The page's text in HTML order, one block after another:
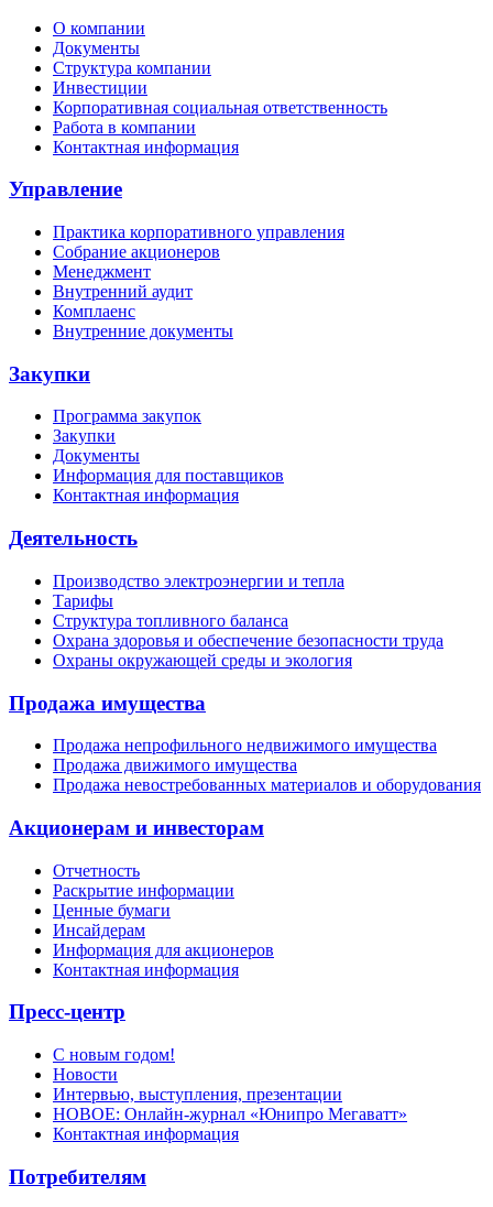
О компании
Документы
Структура компании
Инвестиции
Корпоративная социальная ответственность
Работа в компании
Контактная информация
Управление
Практика корпоративного управления
Собрание акционеров
Менеджмент
Внутренний аудит
Комплаенс
Внутренние документы
Закупки
Программа закупок
Закупки
Документы
Информация для поставщиков
Контактная информация
Деятельность
Производство электроэнергии и тепла
Тарифы
Структура топливного баланса
Охрана здоровья и обеспечение безопасности труда
Охраны окружающей среды и экология
Продажа имущества
Продажа непрофильного недвижимого имущества
Продажа движимого имущества
Продажа невостребованных материалов и оборудования
Акционерам и инвесторам
Отчетность
Раскрытие информации
Ценные бумаги
Инсайдерам
Информация для акционеров
Контактная информация
Пресс-центр
С новым годом!
Новости
Интервью, выступления, презентации
НОВОЕ: Онлайн-журнал «Юнипро Мегаватт»
Контактная информация
Потребителям